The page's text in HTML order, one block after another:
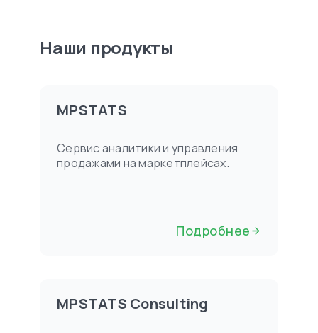
Наши продукты
MPSTATS
Сервис аналитики и управления
продажами на маркетплейсах.
Подробнее
MPSTATS Consulting